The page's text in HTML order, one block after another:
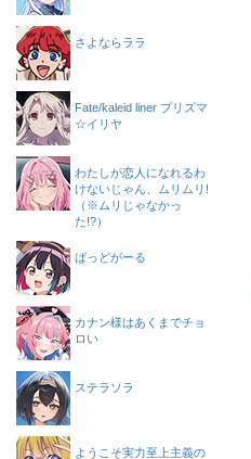
さよならララ
Fate/kaleid liner プリズマ
☆イリヤ
わたしが恋人になれるわ
けないじゃん、ムリムリ!
（※ムリじゃなかっ
た!?）
ばっどがーる
カナン様はあくまでチョ
ロい
ステラソラ
ようこそ実力至上主義の